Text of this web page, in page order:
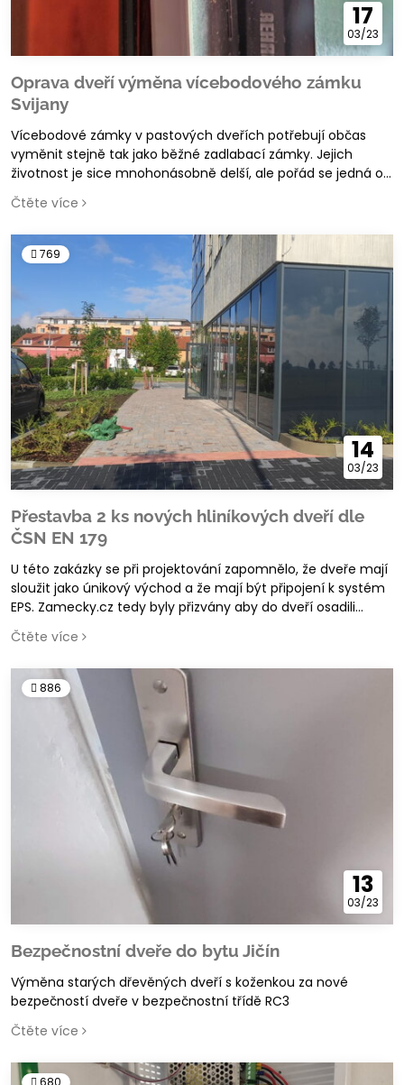
17
03/23
Oprava dveří výměna vícebodového zámku
Svijany
Vícebodové zámky v pastových dveřích potřebují občas
vyměnit stejně tak jako běžné zadlabací zámky. Jejich
životnost je sice mnohonásobně delší, ale pořád se jedná o
mechanický zámek, který má zpravidla hliníková ozubená
kola, která cca po 10 letech přestávají fungovat. Přečtěte si
jak obvykle probíhá výměna vícebodového zámku
Čtěte více
769
14
03/23
Přestavba 2 ks nových hliníkových dveří dle
ČSN EN 179
U této zakázky se při projektování zapomnělo, že dveře mají
sloužit jako únikový východ a že mají být připojení k systém
EPS. Zamecky.cz tedy byly přizvány aby do dveří osadili
vícebodový samozamykací panikový zámek s motorem a
vhodné příslušenství. Dveře tak nově splňují požadavky
normy na chráněnou únikovou cestu - únikový východ (ČSN
EN 179) a také požadavky elektronického zabezpečení
stavby
Čtěte více
886
13
03/23
Bezpečnostní dveře do bytu Jičín
Výměna starých dřevěných dveří s koženkou za nové
bezpečností dveře v bezpečnostní třídě RC3
Čtěte více
680